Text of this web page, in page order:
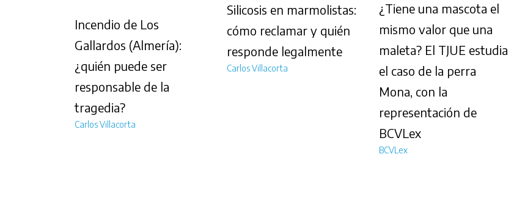
Incendio de Los
Gallardos (Almería):
¿quién puede ser
responsable de la
tragedia?
Carlos Villacorta
Silicosis en marmolistas:
cómo reclamar y quién
responde legalmente
Carlos Villacorta
¿Tiene una mascota el
mismo valor que una
maleta? El TJUE estudia
el caso de la perra
Mona, con la
representación de
BCVLex
BCVLex